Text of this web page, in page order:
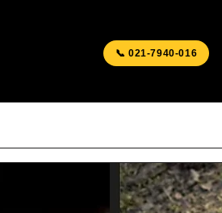
📞 021-7940-016